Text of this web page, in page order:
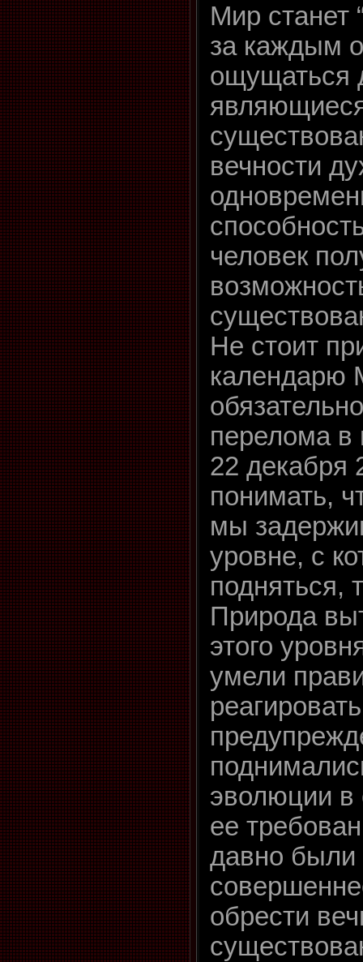
Мир станет
за каждым
ощущаться
вечности
человек
Не стоит
календарю
перелома в
22 декабря
понимать,
мы
уровне, с
подняться,
Природа
этого
умели
эволюции в
ее
давно были
обрести